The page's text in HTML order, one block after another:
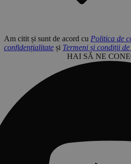
Am citit și sunt de acord cu Politica de
confidențialitate și Termeni și condiții
HAI SĂ NE